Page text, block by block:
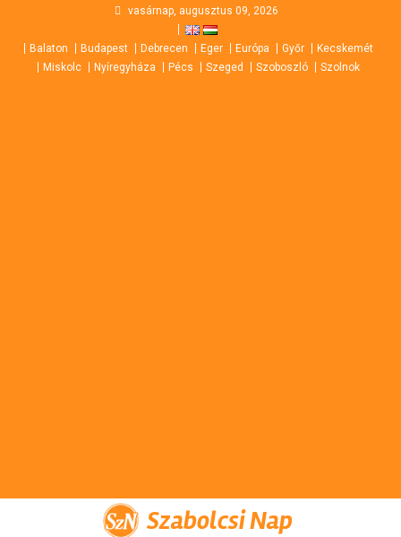
content
vasárnap, augusztus 09, 2026
Balaton Budapest Debrecen Eger Európa Győr
Kecskemét
Miskolc
Nyíregyháza Pécs Szeged Szoboszló Szolnok
Szabolcsi Nap